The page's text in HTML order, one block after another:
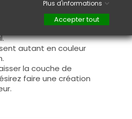
en deux couches,
à la première couche et
couche pour garantir
autant en couleur
la couche de
faire une création
Plus d'informations
Accepter tout